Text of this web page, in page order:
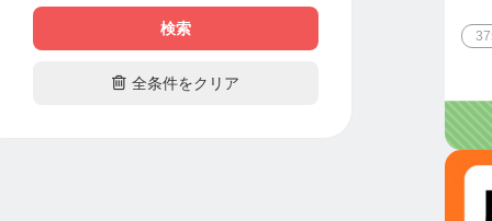
検索
 全条件をクリア